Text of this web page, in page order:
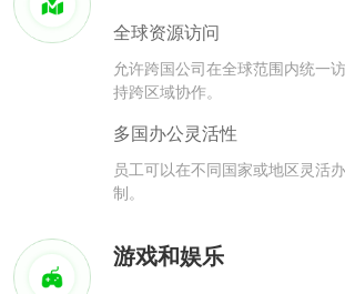
全球资源访问
允许跨国公司在全球范围内统一
持跨区域协作。
多国办公灵活性
员工可以在不同国家或地区灵活
制。
游戏和娱乐